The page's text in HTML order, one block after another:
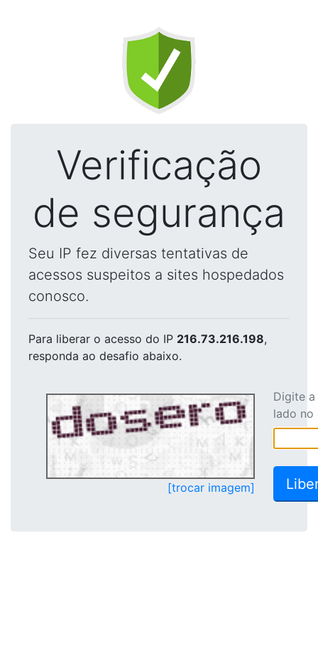
Verificação
de segurança
Seu IP fez diversas tentativas de
acessos suspeitos a sites hospedados
conosco.
Para liberar o acesso do IP 216.73.216.198,
responda ao desafio abaixo.
[trocar imagem]
Digite
lado no